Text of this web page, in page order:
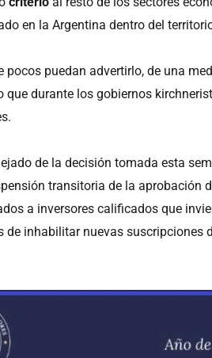
en la Argentina dentro del
pocos puedan advertirlo, de una
que durante los gobiernos
de la decisión tomada esta
transitoria de la aprobación
a inversores calificados que
de inhabilitar nuevas suscripciones